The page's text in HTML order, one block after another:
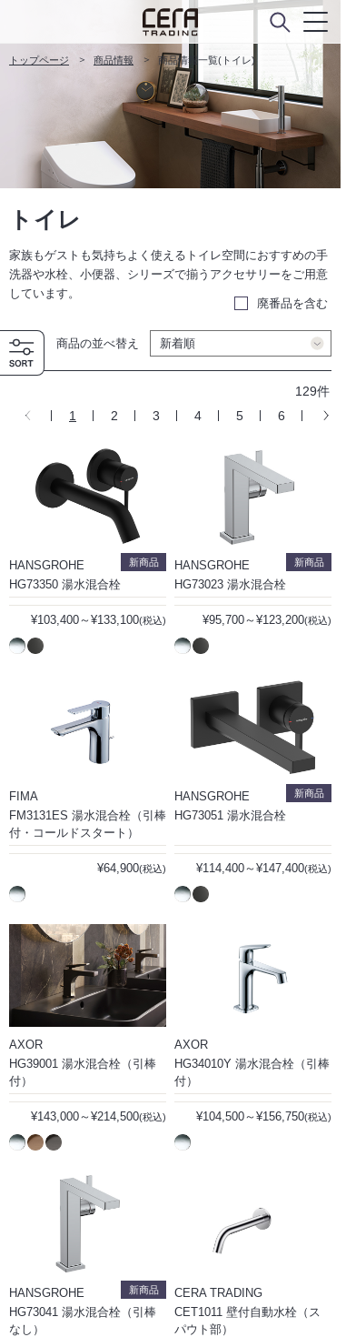
トップページ 商品情報 商品情報一覧(トイレ)
トイレ
家族もゲストも気持ちよく使えるトイレ空間におすすめの手
洗器や水栓、小便器、シリーズで揃うアクセサリーをご用意
しています。
廃番品を含む
商品の並べ替え
129件
1
2 3 4 5 6
新商品
HANSGROHE
HG73350 湯水混合栓
¥103,400～¥133,100(税込)
新商品
HANSGROHE
HG73023 湯水混合栓
¥95,700～¥123,200(税込)
FIMA
FM3131ES 湯水混合栓（引棒
付・コールドスタート）
¥64,900(税込)
新商品
HANSGROHE
HG73051 湯水混合栓
¥114,400～¥147,400(税込)
AXOR
HG39001 湯水混合栓（引棒
付）
¥143,000～¥214,500(税込)
AXOR
HG34010Y 湯水混合栓（引棒
付）
¥104,500～¥156,750(税込)
新商品
HANSGROHE
HG73041 湯水混合栓（引棒
なし）
CERA TRADING
CET1011 壁付自動水栓（ス
パウト部）